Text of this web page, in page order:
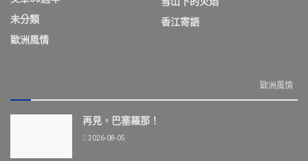
未分類
歐洲風情
香江寄語
歐洲風情
再見，巴塞羅那！
2026-08-05